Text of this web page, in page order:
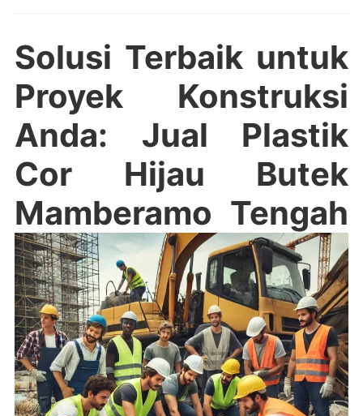
Solusi Terbaik untuk
Proyek Konstruksi
Anda: Jual Plastik
Cor Hijau Butek
Mamberamo Tengah